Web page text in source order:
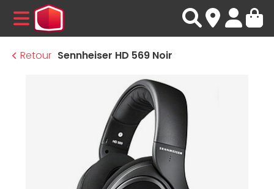
MENU
Retour Sennheiser HD 569 Noir